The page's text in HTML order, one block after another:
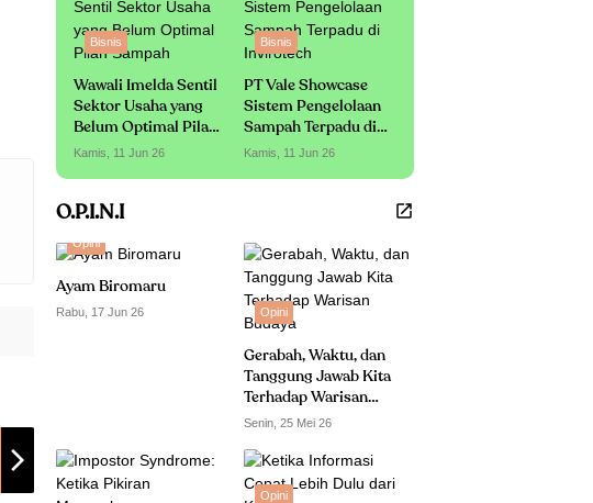
Bisnis
Wawali Imelda Sentil
Sektor Usaha yang
Belum Optimal Pilah
Sampah
Kamis, 11 Jun 26
Bisnis
PT Vale Showcase
Sistem Pengelolaan
Sampah Terpadu di
Invirotech
Kamis, 11 Jun 26
O.P.I.N.I
Opini
Ayam Biromaru
Rabu, 17 Jun 26 Opini
Gerabah, Waktu, dan
Tanggung Jawab Kita
Terhadap Warisan
Budaya
Senin, 25 Mei 26
Opini